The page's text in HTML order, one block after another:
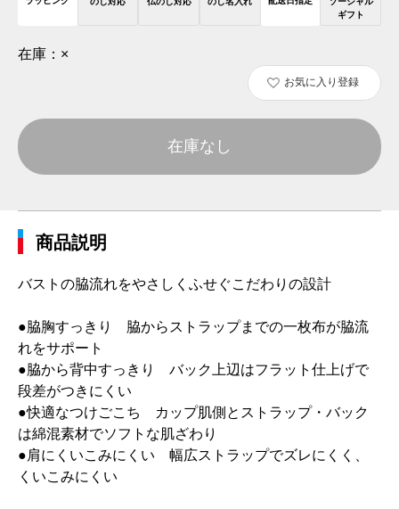
ギフト
在庫： ×
お気に入り登録
在庫なし
商品説明
バストの脇流れをやさしくふせぐこだわりの設計
●脇胸すっきり 脇からストラップまでの一枚布が脇流
れをサポート
●脇から背中すっきり バック上辺はフラット仕上げで
段差がつきにくい
●快適なつけごこち カップ肌側とストラップ・バック
は綿混素材でソフトな肌ざわり
●肩にくいこみにくい 幅広ストラップでズレにくく、
くいこみにくい